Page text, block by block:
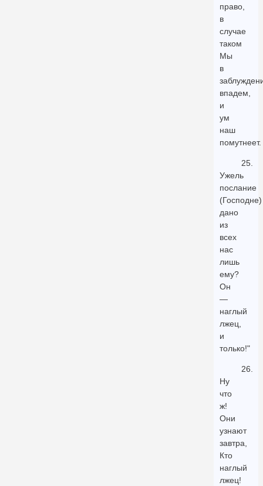
право,
в
случае
таком
Мы
в
впадем,
и
ум
наш
помутнеет.
25.
Ужель
послание
(Господне)
дано
из
всех
нас
лишь
ему?
Он
—
наглый
лжец,
и
только!"
26.
Ну
что
ж!
Они
узнают
завтра,
Кто
наглый
лжец!